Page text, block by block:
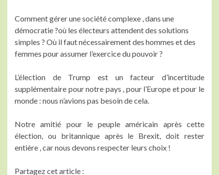
Comment gérer une société complexe , dans une
démocratie ?où les électeurs attendent des solutions
simples ? Où il faut nécessairement des hommes et des
femmes pour assumer l’exercice du pouvoir ?
L’élection de Trump est un facteur d’incertitude
supplémentaire pour notre pays , pour l’Europe et pour le
monde : nous n’avions pas besoin de cela.
Notre amitié pour le peuple américain après cette
élection, ou britannique après le Brexit, doit rester
entière , car nous devons respecter leurs choix !
Partagez cet article :